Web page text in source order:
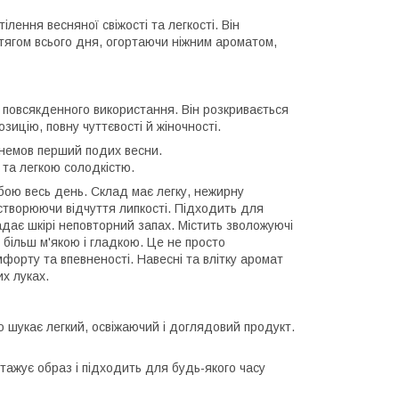
весняної свіжості та легкості. Він
всього дня, огортаючи ніжним ароматом,
використання. Він розкривається
повну чуттєвості й жіночності.
немов перший подих весни.
легкою солодкістю.
весь день. Склад має легку, нежирну
відчуття липкості. Підходить для
шкірі неповторний запах. Містить зволожуючі
більш м'якою і гладкою. Це не просто
та впевненості. Навесні та влітку аромат
луках.
легкий, освіжаючий і доглядовий продукт.
образ і підходить для будь-якого часу